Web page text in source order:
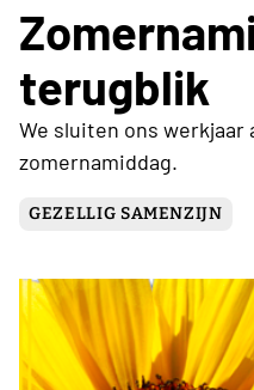
terugblik
We sluiten ons werkjaar
zomernamiddag.
GEZELLIG SAMENZIJN